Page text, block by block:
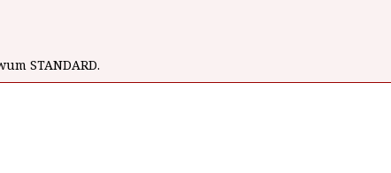
STANDARD.